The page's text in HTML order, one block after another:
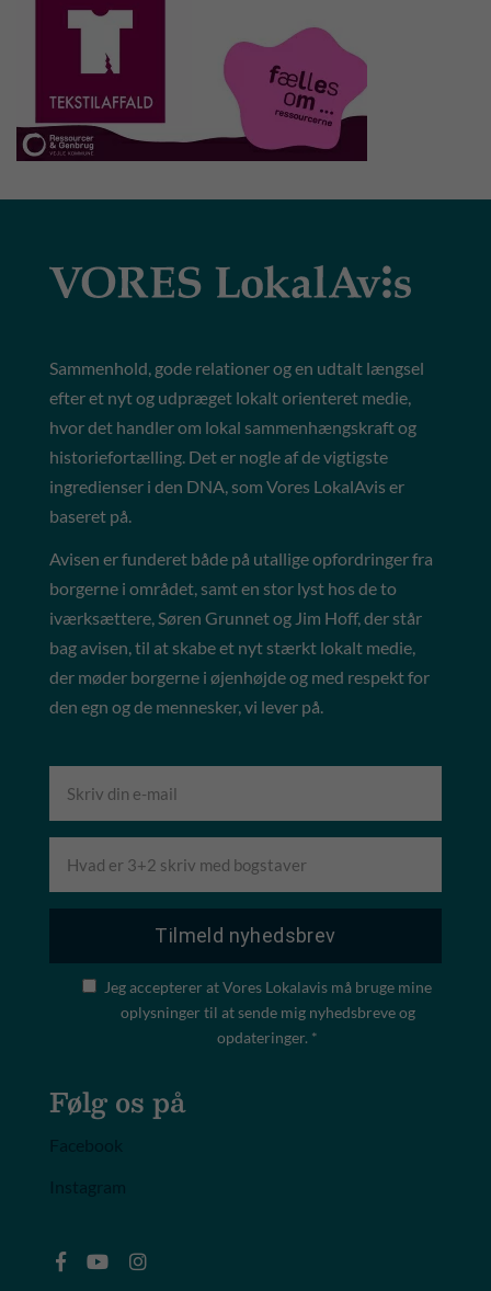
Sammenhold, gode relationer og en udtalt længsel
efter et nyt og udpræget lokalt orienteret medie,
hvor det handler om lokal sammenhængskraft og
historiefortælling. Det er nogle af de vigtigste
ingredienser i den DNA, som Vores LokalAvis er
baseret på.
Avisen er funderet både på utallige opfordringer fra
borgerne i området, samt en stor lyst hos de to
iværksættere, Søren Grunnet og Jim Hoff, der står
bag avisen, til at skabe et nyt stærkt lokalt medie,
der møder borgerne i øjenhøjde og med respekt for
den egn og de mennesker, vi lever på.
Jeg accepterer at Vores Lokalavis må bruge mine
oplysninger til at sende mig nyhedsbreve og
opdateringer. *
Følg os på